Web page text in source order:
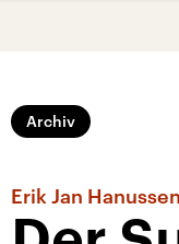
Archiv
Erik Jan Hanussen